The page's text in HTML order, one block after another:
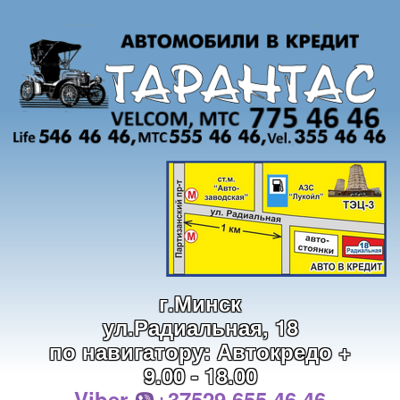
г.Минск
ул.Радиальная, 18
по навигатору: Автокредо +
9.00 - 18.00